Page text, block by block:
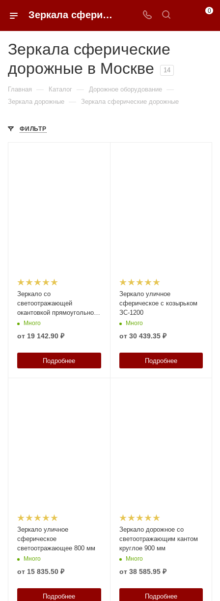
Зеркала сферические дорожные в Москве купить по доступным ценам с доставкой от 0ФФЕР.ру 0
Зеркала сферические
дорожные в Москве
14
Главная — Каталог — Дорожное оборудование —
Зеркала дорожные — Зеркала сферические дорожные
ФИЛЬТР
Зеркало со
светоотражающей
окантовкой прямоугольное
600*800 для выезда с
Много
от 19 142.90 ₽
Подробнее
Зеркало уличное
сферическое с козырьком
ЗС-1200
Много
от 30 439.35 ₽
Подробнее
Зеркало уличное
сферическое
светоотражающее 800 мм
Много
от 15 835.50 ₽
Подробнее
Зеркало дорожное со
светоотражающим кантом
круглое 900 мм
Много
от 38 585.95 ₽
Подробнее